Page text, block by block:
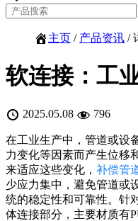
主页 / 产品资讯 /
软连接：工
2025.05.08 796
在工业生产中，管道或设
力变化等因素而产生位移
来适应这些变化， 补偿管
少应力集中，避免管道或
统的稳定性和可靠性。针
体连接部分，主要材质有